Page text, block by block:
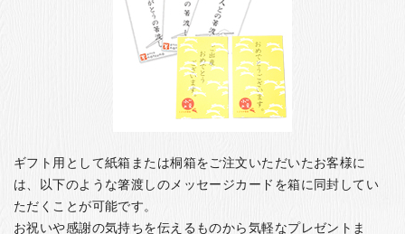
ギフト用として紙箱または桐箱をご注文いただいたお客様に
は、以下のような箸渡しのメッセージカードを箱に同封してい
ただくことが可能です。
お祝いや感謝の気持ちを伝えるものから気軽なプレゼントま